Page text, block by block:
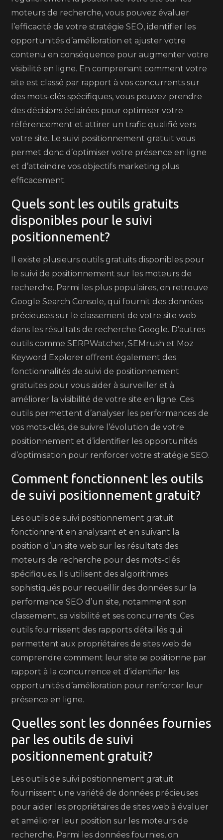
moteurs de recherche, vous pouvez évaluer
l’efficacité de votre stratégie SEO, identifier les
opportunités d’amélioration et ajuster votre
contenu en conséquence pour augmenter votre
visibilité en ligne. En comprenant comment votre
site est classé par rapport à vos concurrents sur
des mots-clés spécifiques, vous pouvez prendre
des décisions éclairées pour optimiser votre
référencement et attirer un trafic qualifié vers
votre site. Le suivi positionnement gratuit vous
permet donc d’optimiser votre présence en ligne
et d’atteindre vos objectifs marketing plus
efficacement.
Quels sont les outils gratuits
disponibles pour le suivi
positionnement?
Il existe plusieurs outils gratuits disponibles pour
le suivi de positionnement sur les moteurs de
recherche. Parmi les plus populaires, on retrouve
Google Search Console, qui fournit des données
précieuses sur le classement de votre site web
dans les résultats de recherche Google. D’autres
outils comme SERPWatcher, SEMrush et Moz
Keyword Explorer offrent également des
fonctionnalités de suivi de positionnement
gratuites pour vous aider à surveiller et à
améliorer la visibilité de votre site en ligne. Ces
outils permettent d’analyser les performances de
vos mots-clés, de suivre l’évolution de votre
positionnement et d’identifier les opportunités
d’optimisation pour renforcer votre stratégie SEO.
Comment fonctionnent les outils
de suivi positionnement gratuit?
Les outils de suivi positionnement gratuit
fonctionnent en analysant et en suivant la
position d’un site web sur les résultats des
moteurs de recherche pour des mots-clés
spécifiques. Ils utilisent des algorithmes
sophistiqués pour recueillir des données sur la
performance SEO d’un site, notamment son
classement, sa visibilité et ses concurrents. Ces
outils fournissent des rapports détaillés qui
permettent aux propriétaires de sites web de
comprendre comment leur site se positionne par
rapport à la concurrence et d’identifier les
opportunités d’amélioration pour renforcer leur
présence en ligne.
Quelles sont les données fournies
par les outils de suivi
positionnement gratuit?
Les outils de suivi positionnement gratuit
fournissent une variété de données précieuses
pour aider les propriétaires de sites web à évaluer
et améliorer leur position sur les moteurs de
recherche. Parmi les données fournies, on